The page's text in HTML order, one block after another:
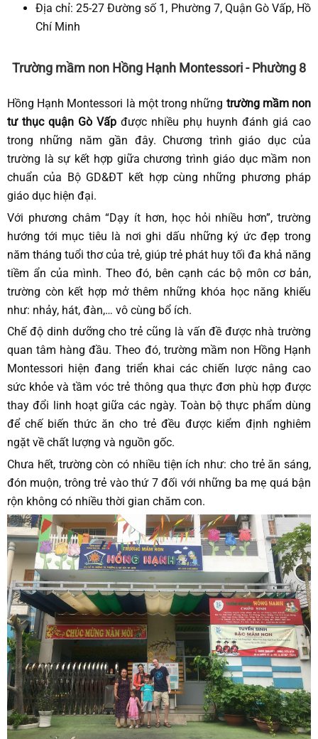
Địa chỉ: 25-27 Đường số 1, Phường 7, Quận Gò Vấp, Hồ
Chí Minh
Trường mầm non Hồng Hạnh Montessori - Phường 8
Hồng Hạnh Montessori là một trong những trường mầm non
tư thục quận Gò Vấp được nhiều phụ huynh đánh giá cao
trong những năm gần đây. Chương trình giáo dục của
trường là sự kết hợp giữa chương trình giáo dục mầm non
chuẩn của Bộ GD&ĐT kết hợp cùng những phương pháp
giáo dục hiện đại.
Với phương châm “Dạy ít hơn, học hỏi nhiều hơn”, trường
hướng tới mục tiêu là nơi ghi dấu những ký ức đẹp trong
năm tháng tuổi thơ của trẻ, giúp trẻ phát huy tối đa khả năng
tiềm ẩn của mình. Theo đó, bên cạnh các bộ môn cơ bản,
trường còn kết hợp mở thêm những khóa học năng khiếu
như: nhảy, hát, đàn,… vô cùng bổ ích.
Chế độ dinh dưỡng cho trẻ cũng là vấn đề được nhà trường
quan tâm hàng đầu. Theo đó, trường mầm non Hồng Hạnh
Montessori hiện đang triển khai các chiến lược nâng cao
sức khỏe và tầm vóc trẻ thông qua thực đơn phù hợp được
thay đổi linh hoạt giữa các ngày. Toàn bộ thực phẩm dùng
để chế biến thức ăn cho trẻ đều được kiểm định nghiêm
ngặt về chất lượng và nguồn gốc.
Chưa hết, trường còn có nhiều tiện ích như: cho trẻ ăn sáng,
đón muộn, trông trẻ vào thứ 7 đối với những ba mẹ quá bận
rộn không có nhiều thời gian chăm con.